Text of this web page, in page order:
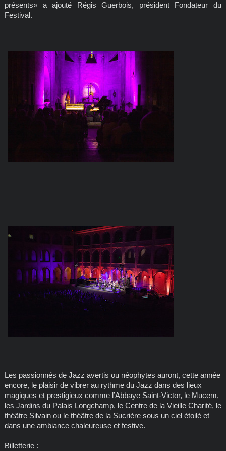
présents» a ajouté Régis Guerbois, président Fondateur du
Festival.
Les passionnés de Jazz avertis ou néophytes auront, cette année
encore, le plaisir de vibrer au rythme du Jazz dans des lieux
magiques et prestigieux comme l’Abbaye Saint-Victor, le Mucem,
les Jardins du Palais Longchamp, le Centre de la Vieille Charité, le
théâtre Silvain ou le théâtre de la Sucrière sous un ciel étoilé et
dans une ambiance chaleureuse et festive.
Billetterie :